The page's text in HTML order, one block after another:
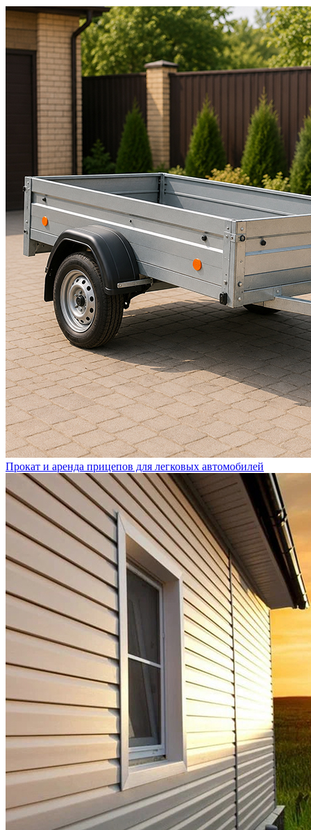
Прокат и аренда прицепов для легковых автомобилей